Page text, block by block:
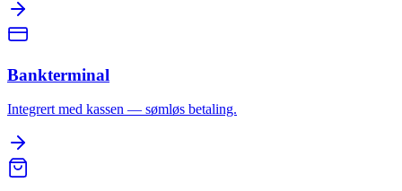
Bankterminal
Integrert med kassen — sømløs betaling.